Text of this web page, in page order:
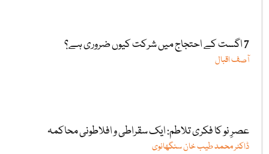
7 اگست کے احتجاج میں شرکت کیوں ضروری ہے؟
آصف اقبال
عصرِ نو کا فکری تلاطم: ایک سقراطی و افلاطونی محاکمہ
ڈاکٹر محمد طیب خان سنگھانوی